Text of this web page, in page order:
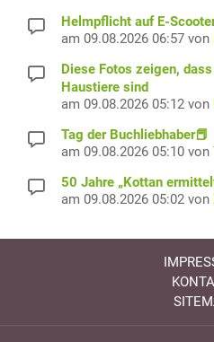
Helmpflicht auf E-
am 09.08.2026 06:57 von
Diese Fotos zeigen,
Haustiere sind
am 09.08.2026 05:12 von
Tag der Buchliebhaber📕
am 09.08.2026 05:10 von
50 Jahre „Kottan
am 09.08.2026 05:02 von